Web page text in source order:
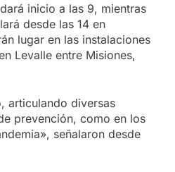
inicio a las 9, mientras
desde las 14 en
lugar en las instalaciones
Levalle entre Misiones,
articulando diversas
prevención, como en los
señalaron desde